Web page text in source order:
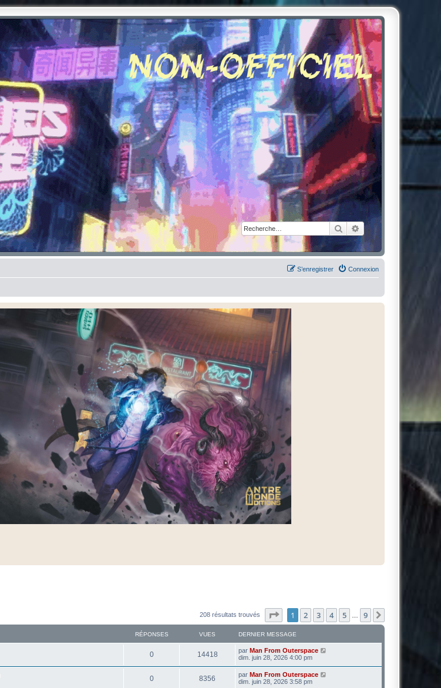
RechercherRecherche avancée
Connexion
S’enregistrer
208 résultats trouvés Page sur9
1 2 3 4 5 9
RÉPONSES VUES DERNIER MESSAGE
0 14418 par Man From Outerspace
dim. juin 28, 2026 4:00 pm
0 8356 par Man From Outerspace
dim. juin 28, 2026 3:58 pm